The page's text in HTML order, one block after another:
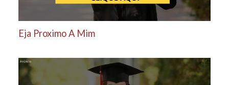
Eja Proximo A Mim